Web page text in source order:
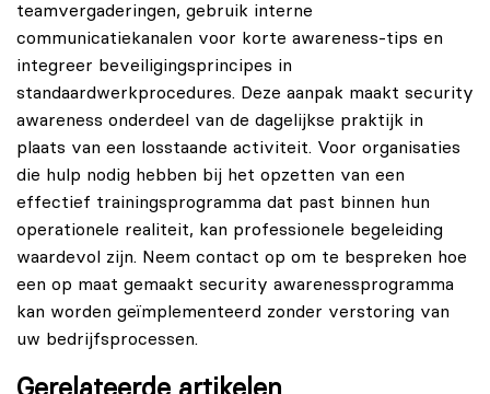
teamvergaderingen, gebruik interne
communicatiekanalen voor korte awareness-tips en
integreer beveiligingsprincipes in
standaardwerkprocedures. Deze aanpak maakt security
awareness onderdeel van de dagelijkse praktijk in
plaats van een losstaande activiteit. Voor organisaties
die hulp nodig hebben bij het opzetten van een
effectief trainingsprogramma dat past binnen hun
operationele realiteit, kan professionele begeleiding
waardevol zijn. Neem contact op om te bespreken hoe
een op maat gemaakt security awarenessprogramma
kan worden geïmplementeerd zonder verstoring van
uw bedrijfsprocessen.